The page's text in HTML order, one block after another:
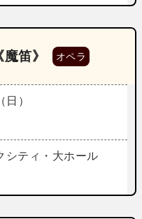
笛》 オペラ
）
シティ・大ホール